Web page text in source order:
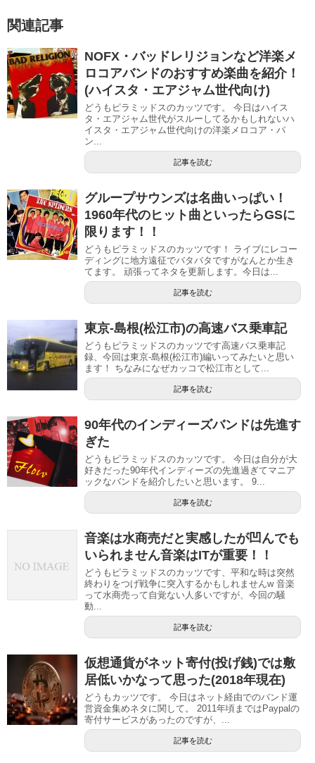
関連記事
NOFX・バッドレリジョンなど洋楽メ
ロコアバンドのおすすめ楽曲を紹介！
(ハイスタ・エアジャム世代向け)
どうもピラミッドスのカッツです。 今日はハイス
タ・エアジャム世代がスルーしてるかもしれないハ
イスタ・エアジャム世代向けの洋楽メロコア・パ
ン...
記事を読む
グループサウンズは名曲いっぱい！
1960年代のヒット曲といったらGSに
限ります！！
どうもピラミッドスのカッツです！ ライブにレコー
ディングに地方遠征でバタバタですがなんとか生き
てます。 頑張ってネタを更新します。今日は...
記事を読む
東京-島根(松江市)の高速バス乗車記
どうもピラミッドスのカッツです高速バス乗車記
録、今回は東京-島根(松江市)編いってみたいと思い
ます！ ちなみになぜカッコで松江市として...
記事を読む
90年代のインディーズバンドは先進す
ぎた
どうもピラミッドスのカッツです。 今日は自分が大
好きだった90年代インディーズの先進過ぎてマニア
ックなバンドを紹介したいと思います。 9...
記事を読む
音楽は水商売だと実感したが凹んでも
いられません音楽はITが重要！！
どうもピラミッドスのカッツです、平和な時は突然
終わりをつげ戦争に突入するかもしれませんw 音楽
って水商売って自覚ない人多いですが、今回の騒
動...
記事を読む
仮想通貨がネット寄付(投げ銭)では敷
居低いかなって思った(2018年現在)
どうもカッツです。 今日はネット経由でのバンド運
営資金集めネタに関して。 2011年頃まではPaypalの
寄付サービスがあったのですが、...
記事を読む